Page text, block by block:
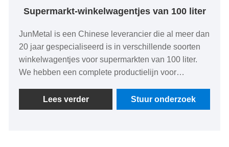
Supermarkt-winkelwagentjes van 100 liter
JunMetal is een Chinese leverancier die al meer dan
20 jaar gespecialiseerd is in verschillende soorten
winkelwagentjes voor supermarkten van 100 liter.
We hebben een complete productielijn voor
uitstekende kwaliteit, gecertificeerd door CE EN 71.
We kunnen ook kant-en-klare monsters of
Lees verder Stuur onderzoek